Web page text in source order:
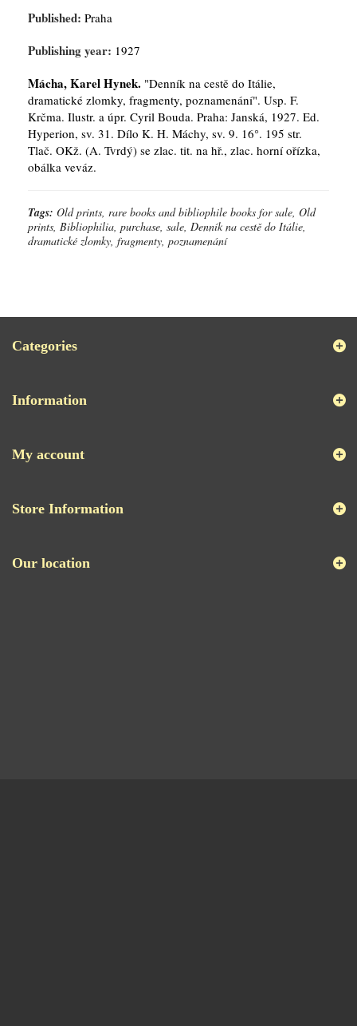
Published: Praha
Publishing year: 1927
Mácha, Karel Hynek. "Denník na cestě do Itálie,
dramatické zlomky, fragmenty, poznamenání". Usp. F.
Krčma. Ilustr. a úpr. Cyril Bouda. Praha: Janská, 1927. Ed.
Hyperion, sv. 31. Dílo K. H. Máchy, sv. 9. 16°. 195 str.
Tlač. OKž. (A. Tvrdý) se zlac. tit. na hř., zlac. horní ořízka,
obálka veváz.
Tags: Old prints, rare books and bibliophile books for sale, Old
prints, Bibliophilia, purchase, sale, Denník na cestě do Itálie,
dramatické zlomky, fragmenty, poznamenání
Categories
Information
My account
Store Information
Our location